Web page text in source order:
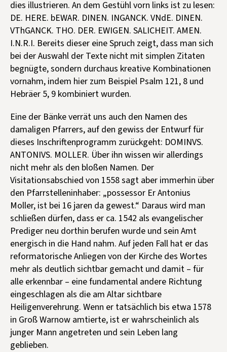
dies illustrieren. An dem Gestühl vorn links ist zu lesen:
DE. HERE. bEWAR. DINEN. INGANCK. VNdE. DINEN.
VThGANCK. THO. DER. EWIGEN. SALICHEIT. AMEN.
I.N.R.I. Bereits dieser eine Spruch zeigt, dass man sich
bei der Auswahl der Texte nicht mit simplen Zitaten
begnügte, sondern durchaus kreative Kombinationen
vornahm, indem hier zum Beispiel Psalm 121, 8 und
Hebräer 5, 9 kombiniert wurden.
Eine der Bänke verrät uns auch den Namen des
damaligen Pfarrers, auf den gewiss der Entwurf für
dieses Inschriftenprogramm zurückgeht: DOMINVS.
ANTONIVS. MOLLER. Über ihn wissen wir allerdings
nicht mehr als den bloßen Namen. Der
Visitationsabschied von 1558 sagt aber immerhin über
den Pfarrstelleninhaber: „possessor Er Antonius
Moller, ist bei 16 jaren da gewest.“ Daraus wird man
schließen dürfen, dass er ca. 1542 als evangelischer
Prediger neu dorthin berufen wurde und sein Amt
energisch in die Hand nahm. Auf jeden Fall hat er das
reformatorische Anliegen von der Kirche des Wortes
mehr als deutlich sichtbar gemacht und damit – für
alle erkennbar – eine fundamental andere Richtung
eingeschlagen als die am Altar sichtbare
Heiligenverehrung. Wenn er tatsächlich bis etwa 1578
in Groß Warnow amtierte, ist er wahrscheinlich als
junger Mann angetreten und sein Leben lang
geblieben.